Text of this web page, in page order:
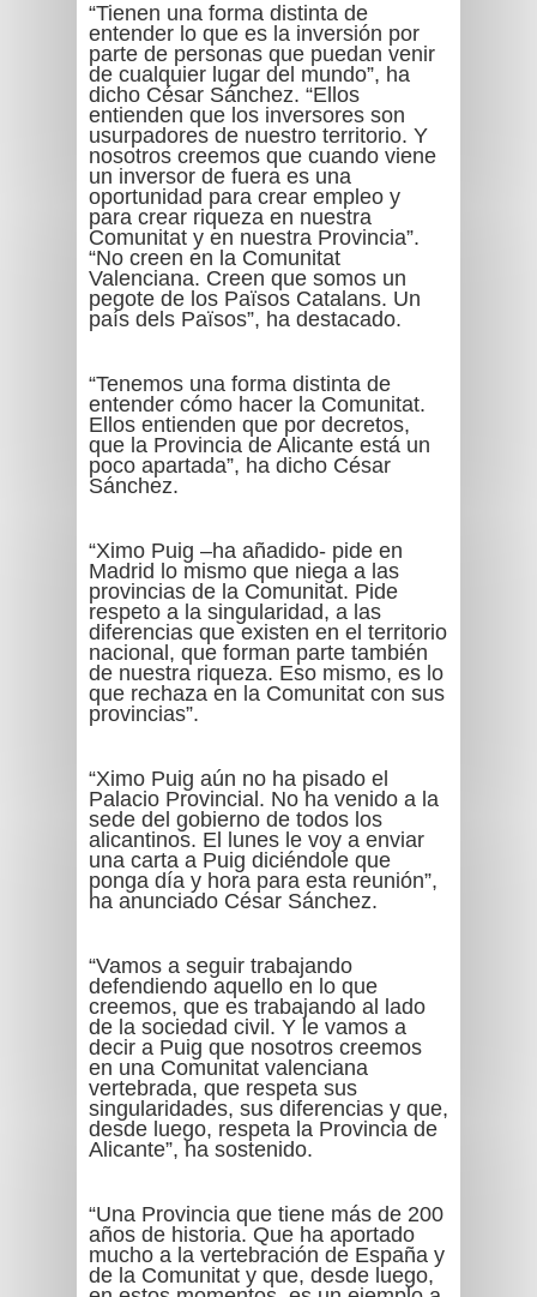
“Tienen una forma distinta de
entender lo que es la inversión por
parte de personas que puedan venir
de cualquier lugar del mundo”, ha
dicho César Sánchez. “Ellos
entienden que los inversores son
usurpadores de nuestro territorio. Y
nosotros creemos que cuando viene
un inversor de fuera es una
oportunidad para crear empleo y
para crear riqueza en nuestra
Comunitat y en nuestra Provincia”.
“No creen en la Comunitat
Valenciana. Creen que somos un
pegote de los Països Catalans. Un
país dels Països”, ha destacado.
“Tenemos una forma distinta de
entender cómo hacer la Comunitat.
Ellos entienden que por decretos,
que la Provincia de Alicante está un
poco apartada”, ha dicho César
Sánchez.
“Ximo Puig –ha añadido- pide en
Madrid lo mismo que niega a las
provincias de la Comunitat. Pide
respeto a la singularidad, a las
diferencias que existen en el territorio
nacional, que forman parte también
de nuestra riqueza. Eso mismo, es lo
que rechaza en la Comunitat con sus
provincias”.
“Ximo Puig aún no ha pisado el
Palacio Provincial. No ha venido a la
sede del gobierno de todos los
alicantinos. El lunes le voy a enviar
una carta a Puig diciéndole que
ponga día y hora para esta reunión”,
ha anunciado César Sánchez.
“Vamos a seguir trabajando
defendiendo aquello en lo que
creemos, que es trabajando al lado
de la sociedad civil. Y le vamos a
decir a Puig que nosotros creemos
en una Comunitat valenciana
vertebrada, que respeta sus
singularidades, sus diferencias y que,
desde luego, respeta la Provincia de
Alicante”, ha sostenido.
“Una Provincia que tiene más de 200
años de historia. Que ha aportado
mucho a la vertebración de España y
de la Comunitat y que, desde luego,